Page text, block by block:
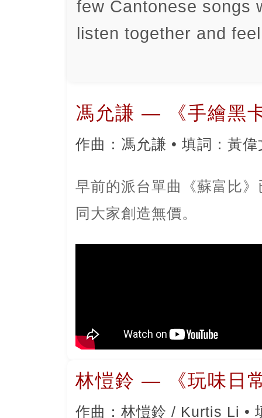
few Cantonese songs
listen together and
馮允謙 — 《手繪黑
作曲：馮允謙 • 填詞：黃
早前的派台單曲《蘇富比
同大家創造無價。
林愷鈴 — 《玩味日
作曲：林愷鈴 / Kurtis Li •